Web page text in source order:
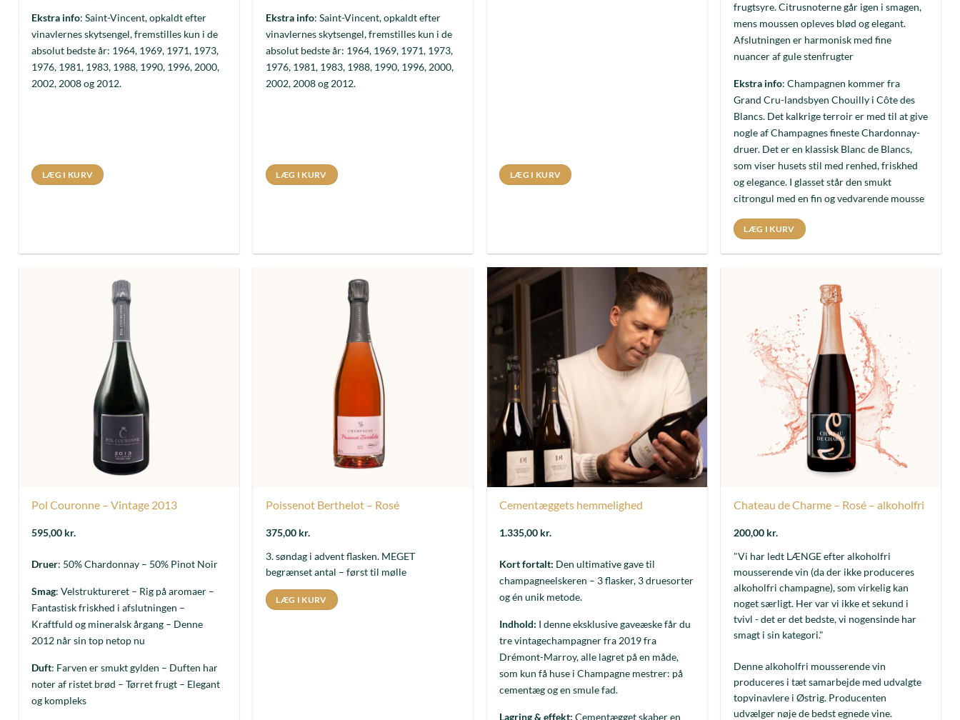
Ekstra info: Saint-Vincent, opkaldt efter
vinavlernes skytsengel, fremstilles kun i de
absolut bedste år: 1964, 1969, 1971, 1973,
1976, 1981, 1983, 1988, 1990, 1996, 2000,
2002, 2008 og 2012.
LÆG I KURV
Ekstra info: Saint-Vincent, opkaldt efter
vinavlernes skytsengel, fremstilles kun i de
absolut bedste år: 1964, 1969, 1971, 1973,
1976, 1981, 1983, 1988, 1990, 1996, 2000,
2002, 2008 og 2012.
LÆG I KURV LÆG I KURV
frugtsyre. Citrusnoterne går igen i smagen,
mens moussen opleves blød og elegant.
Afslutningen er harmonisk med fine
nuancer af gule stenfrugter
Ekstra info: Champagnen kommer fra
Grand Cru-landsbyen Chouilly i Côte des
Blancs. Det kalkrige terroir er med til at give
nogle af Champagnes fineste Chardonnay-
druer. Det er en klassisk Blanc de Blancs,
som viser husets stil med renhed, friskhed
og elegance. I glasset står den smukt
citrongul med en fin og vedvarende mousse
LÆG I KURV
Pol Couronne – Vintage 2013
595,00 kr.
Druer: 50% Chardonnay – 50% Pinot Noir
Smag: Velstruktureret – Rig på aromaer –
Fantastisk friskhed i afslutningen –
Kraftfuld og mineralsk årgang – Denne
2012 når sin top netop nu
Duft: Farven er smukt gylden – Duften har
noter af ristet brød – Tørret frugt – Elegant
og kompleks
Poissenot Berthelot – Rosé
375,00 kr.
3. søndag i advent flasken. MEGET
begrænset antal – først til mølle
LÆG I KURV
Cementæggets hemmelighed
1.335,00 kr.
Kort fortalt: Den ultimative gave til
champagneelskeren – 3 flasker, 3 druesorter
og én unik metode.
Indhold: I denne eksklusive gaveæske får du
tre vintagechampagner fra 2019 fra
Drémont-Marroy, alle lagret på en måde,
som kun få huse i Champagne mestrer: på
cementæg og en smule fad.
Lagring & effekt: Cementægget skaber en
Chateau de Charme – Rosé – alkoholfri
200,00 kr.
"Vi har ledt LÆNGE efter alkoholfri
mousserende vin (da der ikke produceres
alkoholfri champagne), som virkelig kan
noget særligt. Her var vi ikke et sekund i
tvivl - det er det bedste, vi nogensinde har
smagt i sin kategori."
Denne alkoholfri mousserende vin
produceres i tæt samarbejde med udvalgte
topvinavlere i Østrig. Producenten
udvælger nøje de bedst egnede vine.